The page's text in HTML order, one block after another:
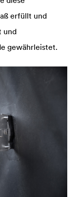
erfüllt und
und
gewährleistet.